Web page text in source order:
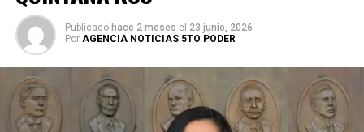
Durante su encargo en la Cámara Alta, Gino Segura centró
Publicado hace 2 meses el 23 junio, 2026
Por AGENCIA NOTICIAS 5TO PODER